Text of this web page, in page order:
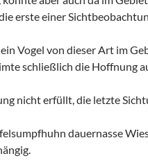
erste einer
Vogel von dieser Art im
schließlich die Hoffnung
nicht erfüllt, die letzte
dauernasse